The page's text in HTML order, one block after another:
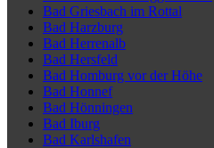
Bad Griesbach im Rottal
Bad Harzburg
Bad Herrenalb
Bad Hersfeld
Bad Homburg vor der Höhe
Bad Honnef
Bad Hönningen
Bad Iburg
Bad Karlshafen